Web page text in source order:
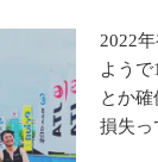
2022
よう
とか
損失っ